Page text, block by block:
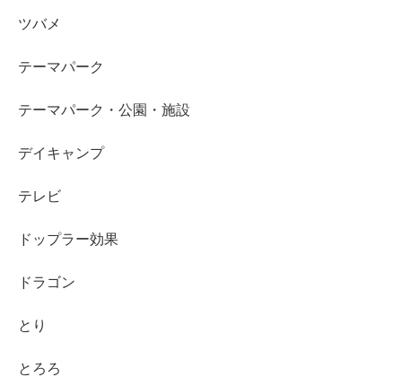
ツバメ
テーマパーク
テーマパーク・公園・施設
デイキャンプ
テレビ
ドップラー効果
ドラゴン
とり
とろろ